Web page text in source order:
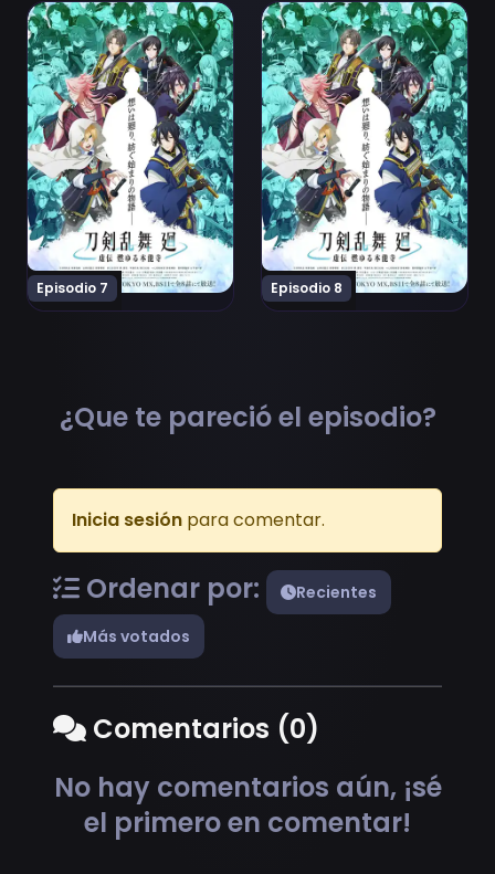
Episodio 7
Ver Touken Ranbu Kai: Kyoden Moyuru Honnouji
Episodio 8
Ver Touken Ranbu Kai:
¿Que te pareció el episodio?
Inicia sesión para comentar.
Ordenar por:
Recientes
Más votados
Comentarios (0)
No hay comentarios aún, ¡sé
el primero en comentar!